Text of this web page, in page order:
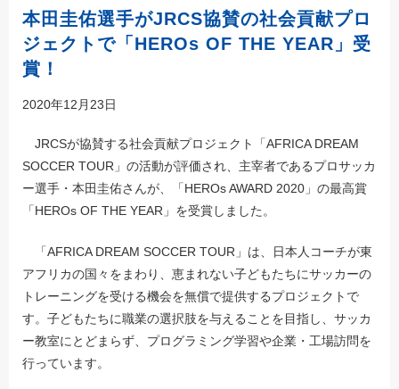
本田圭佑選手がJRCS協賛の社会貢献プロ
ジェクトで「HEROs OF THE YEAR」受
賞！
2020年12月23日
JRCSが協賛する社会貢献プロジェクト「AFRICA DREAM
SOCCER TOUR」の活動が評価され、主宰者であるプロサッカ
ー選手・本田圭佑さんが、「HEROs AWARD 2020」の最高賞
「HEROs OF THE YEAR」を受賞しました。
「AFRICA DREAM SOCCER TOUR」は、日本人コーチが東
アフリカの国々をまわり、恵まれない子どもたちにサッカーの
トレーニングを受ける機会を無償で提供するプロジェクトで
す。子どもたちに職業の選択肢を与えることを目指し、サッカ
ー教室にとどまらず、プログラミング学習や企業・工場訪問を
行っています。